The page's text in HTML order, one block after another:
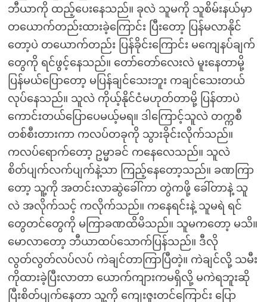
ဘီယာကို ထည့်ပေးနေသည်။ ခုလဲ သူမကို သူစိမ်းနယ်မှာ
တယောက်တည်းထားခဲ့ကြောင်း ပြီးတော့ ပြန်မလာနိုင်
တော့ပဲ တယောက်တည်း ပြန်ခိုင်းကြောင်း မကျေနပ်ချက်
တွေကို ရင်ဖွင့်နေသည်။ တော်တော်လေးလဲ မူးနေတာမို့
ပြန်မယ်ပြောတော့ မပြန်ချင်သေးဘူး ကချင်သေးတယ်
လုပ်နေသည်။ သူလဲ ကိုယ့်နိုင်ငံမဟုတ်တာမို့ ပြန်တာပဲ
ကောင်းတယ်ပြောပေမယ့်မရ။ ဒါကြောင့်သူလဲ တက္ကစီ
တစ်စီးတားကာ ကလပ်တခုကို သွားခိုင်းလိုက်သည်။
ကလပ်ရောက်တော့ ဥမ္မာခင် ကနေလေသည်။ သူလဲ
စိတ်ပျက်လက်ပျက်နဲ့သာ ကြည့်နေတော့သည်။ ခဏကြာ
တော့ သူ့ကို အတင်းလာဆွဲခေါ်ကာ တွဲကဖို့ ခေါ်တာနဲ့ သူ
လဲ အလိုက်သင့် ကလိုက်သည်။ ကနေရင်းနဲ့ သူမရဲ ရင်
တွေတင်တွေကို မကြာခဏထိမိသည်။ သူမကတော့ မသိ။
မောလာတော့ ဘီယာထပ်သောက်ပြန်သည်။ ဒီလို
လွတ်လွတ်လပ်လပ် ကဲချင်တာကြာပြီတဲ့။ ကဲချင်လို့ သမီး
ကိုထားခဲ့ပြီးလာတာ ယောက်ကျားကမရှိလို့ မကဲရဘူးဆို
ပြီးစိတ်ပျက်နေတာ သူ့ကို ကျေးဇူးတင်ကြောင်း ပြော